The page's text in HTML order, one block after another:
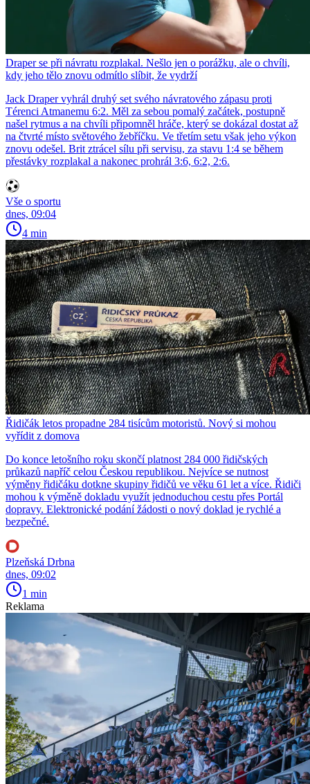
Draper se při návratu rozplakal. Nešlo jen o porážku, ale o chvíli,
kdy jeho tělo znovu odmítlo slíbit, že vydrží
Jack Draper vyhrál druhý set svého návratového zápasu proti
Térenci Atmanemu 6:2. Měl za sebou pomalý začátek, postupně
našel rytmus a na chvíli připomněl hráče, který se dokázal dostat až
na čtvrté místo světového žebříčku. Ve třetím setu však jeho výkon
znovu odešel. Brit ztrácel sílu při servisu, za stavu 1:4 se během
přestávky rozplakal a nakonec prohrál 3:6, 6:2, 2:6.
Vše o sportu
dnes, 09:04
4 min
Řidičák letos propadne 284 tisícům motoristů. Nový si mohou
vyřídit z domova
Do konce letošního roku skončí platnost 284 000 řidičských
průkazů napříč celou Českou republikou. Nejvíce se nutnost
výměny řidičáku dotkne skupiny řidičů ve věku 61 let a více. Řidiči
mohou k výměně dokladu využít jednoduchou cestu přes Portál
dopravy. Elektronické podání žádosti o nový doklad je rychlé a
bezpečné.
Plzeňská Drbna
dnes, 09:02
1 min
Reklama